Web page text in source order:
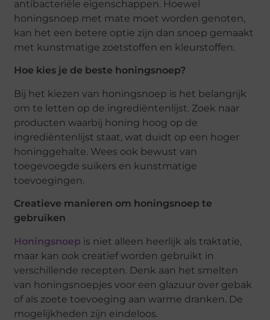
antibacteriële eigenschappen. Hoewel
honingsnoep met mate moet worden genoten,
kan het een betere optie zijn dan snoep gemaakt
met kunstmatige zoetstoffen en kleurstoffen.
Hoe kies je de beste honingsnoep?
Bij het kiezen van honingsnoep is het belangrijk
om te letten op de ingrediëntenlijst. Zoek naar
producten waarbij honing hoog op de
ingrediëntenlijst staat, wat duidt op een hoger
honinggehalte. Wees ook bewust van
toegevoegde suikers en kunstmatige
toevoegingen.
Creatieve manieren om honingsnoep te
gebruiken
Honingsnoep is niet alleen heerlijk als traktatie,
maar kan ook creatief worden gebruikt in
verschillende recepten. Denk aan het smelten
van honingsnoepjes voor een glazuur over gebak
of als zoete toevoeging aan warme dranken. De
mogelijkheden zijn eindeloos.